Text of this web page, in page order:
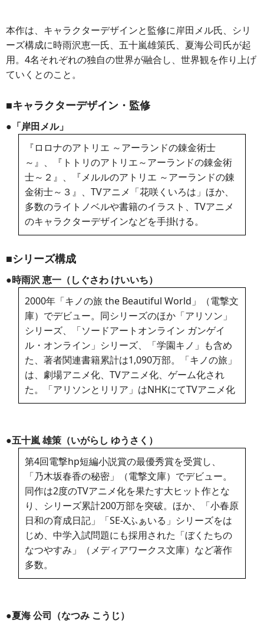
本作は、キャラクターデザインと監修に岸田メル氏、シリ
ーズ構成に時雨沢恵一氏、五十嵐雄策氏、夏海公司氏が起
用。4名それぞれの独自の世界が融合し、世界観を作り上げ
ていくとのこと。
■キャラクターデザイン・監修
●「岸田メル」
『ロロナのアトリエ ～アーランドの錬金術士
～』、『トトリのアトリエ～アーランドの錬金術
士～２』、『メルルのアトリエ ～アーランドの錬
金術士～３』、TVアニメ「花咲くいろは」ほか、
多数のライトノベルや書籍のイラスト、TVアニメ
のキャラクターデザインなどを手掛ける。
■シリーズ構成
●時雨沢 恵一（しぐさわ けいいち）
2000年「キノの旅 the Beautiful World」（電撃文
庫）でデビュー。同シリーズのほか「アリソン」
シリーズ、「ソードアートオンライン ガンゲイ
ル・オンライン」シリーズ、「学園キノ」も含め
た、著者関連書籍累計は1,090万部。「キノの旅」
は、劇場アニメ化、TVアニメ化、ゲーム化され
た。「アリソンとリリア」はNHKにてTVアニメ化
●五十嵐 雄策（いがらし ゆうさく）
第4回電撃hp短編小説賞の最優秀賞を受賞し、
「乃木坂春香の秘密」（電撃文庫）でデビュー。
同作は2度のTVアニメ化を果たす大ヒット作とな
り、シリーズ累計200万部を突破。ほか、「小春原
日和の育成日記」「SE-Xふぁいる」シリーズをは
じめ、中学入試問題にも採用された「ぼくたちの
なつやすみ」（メディアワークス文庫）など著作
多数。
●夏海 公司（なつみ こうじ）